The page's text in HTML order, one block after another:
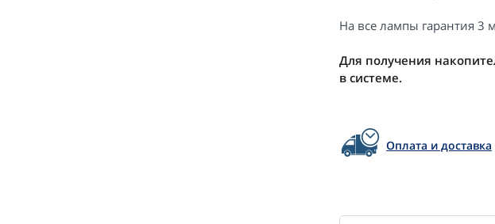
На все лампы гарантия 3
Для получения
в системе.
Оплата и доставка